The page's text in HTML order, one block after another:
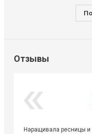
Отзывы
Наращивала ресницы и